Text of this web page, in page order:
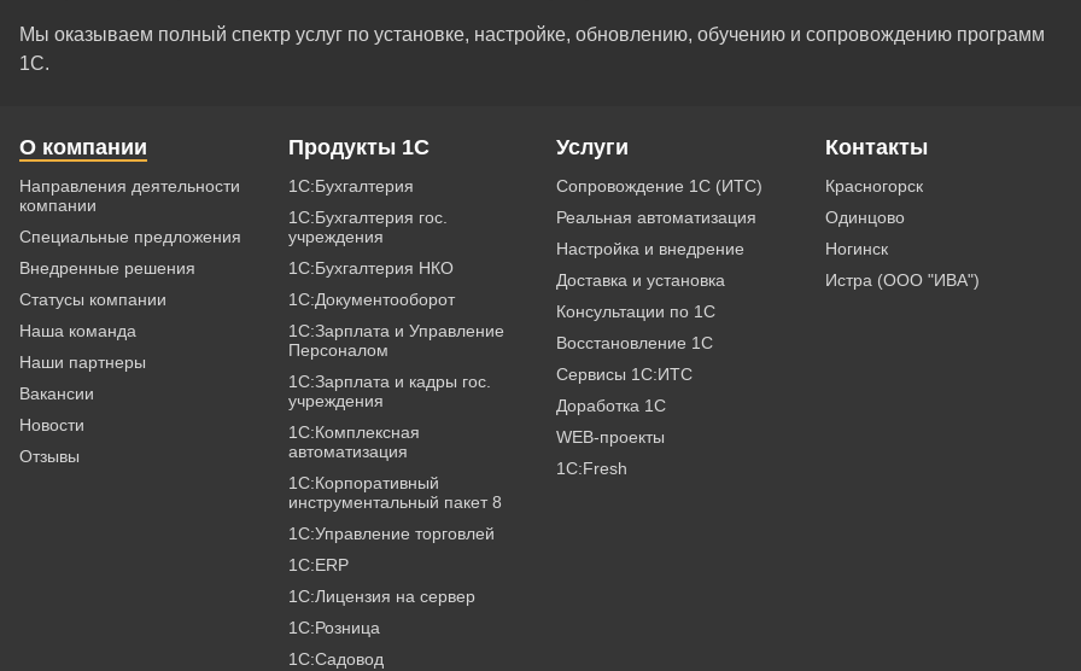
Мы оказываем полный спектр услуг по установке, настройке, обновлению, обучению и сопровождению программ
1С.
О компании
Направления деятельности
компании
Специальные предложения
Внедренные решения
Статусы компании
Наша команда
Наши партнеры
Вакансии
Новости
Отзывы
Продукты 1С
1С:Бухгалтерия
1С:Бухгалтерия гос.
учреждения
1С:Бухгалтерия НКО
1С:Документооборот
1С:Зарплата и Управление
Персоналом
1С:Зарплата и кадры гос.
учреждения
1С:Комплексная
автоматизация
1С:Корпоративный
инструментальный пакет 8
1С:Управление торговлей
1С:ERP
1С:Лицензия на сервер
1С:Розница
1С:Садовод
Услуги
Сопровождение 1С (ИТС)
Реальная автоматизация
Настройка и внедрение
Доставка и установка
Консультации по 1С
Восстановление 1С
Сервисы 1С:ИТС
Доработка 1С
WEB-проекты
1C:Fresh
Контакты
Красногорск
Одинцово
Ногинск
Истра (ООО "ИВА")